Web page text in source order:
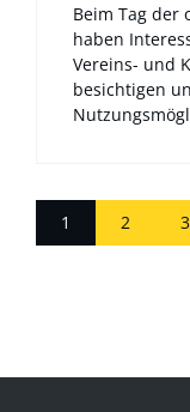
Beim Tag der
haben
Vereins- und
besichtigen
1 2 3